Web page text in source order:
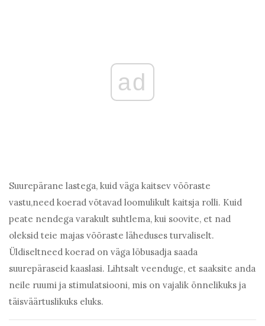
ad
Suurepärane lastega, kuid väga kaitsev võõraste
vastu,need koerad võtavad loomulikult kaitsja rolli. Kuid
peate nendega varakult suhtlema, kui soovite, et nad
oleksid teie majas võõraste läheduses turvaliselt.
Üldiseltneed koerad on väga lõbusadja saada
suurepäraseid kaaslasi. Lihtsalt veenduge, et saaksite anda
neile ruumi ja stimulatsiooni, mis on vajalik õnnelikuks ja
täisväärtuslikuks eluks.